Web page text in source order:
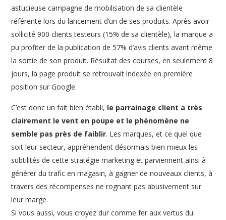
astucieuse campagne de mobilisation de sa clientèle
référente lors du lancement d’un de ses produits. Après avoir
sollicité 900 clients testeurs (15% de sa clientèle), la marque a
pu profiter de la publication de 57% d’avis clients avant même
la sortie de son produit. Résultat des courses, en seulement 8
jours, la page produit se retrouvait indexée en première
position sur Google.
C’est donc un fait bien établi, le parrainage client a très
clairement le vent en poupe et le phénomène ne
semble pas près de faiblir. Les marques, et ce quel que
soit leur secteur, appréhendent désormais bien mieux les
subtilités de cette stratégie marketing et parviennent ainsi à
générer du trafic en magasin, à gagner de nouveaux clients, à
travers des récompenses ne rognant pas abusivement sur
leur marge.
Si vous aussi, vous croyez dur comme fer aux vertus du